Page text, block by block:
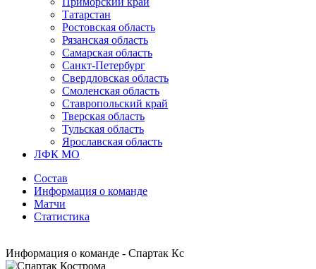
Татарстан
Ростовская область
Рязанская область
Самарская область
Санкт-Петербург
Свердловская область
Смоленская область
Ставропольский край
Тверская область
Тульская область
Ярославская область
ЛФК МО
Состав
Информация о команде
Матчи
Статистика
Информация о команде - Спартак Кс